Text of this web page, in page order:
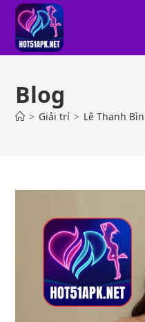
Blog
> Giải trí > Lê Thanh